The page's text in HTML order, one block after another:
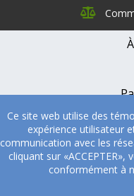
Ce site web utilise des
expérience utilisateur
communication avec les
cliquant sur
conformément à
© 2005-2026Sukha